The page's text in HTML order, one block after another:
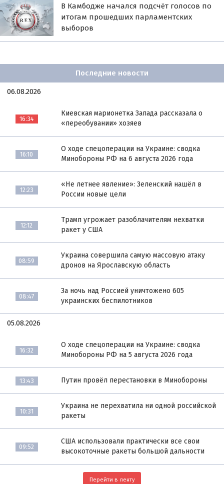
В Камбодже начался подсчёт голосов по
итогам прошедших парламентских
выборов
Последние новости
06.08.2026
16:34
Киевская марионетка Запада рассказала о
«переобувании» хозяев
16:10
О ходе спецоперации на Украине: сводка
Минобороны РФ на 6 августа 2026 года
12:23
«Не летнее явление»: Зеленский нашёл в
России новые цели
12:12
Трамп угрожает разоблачителям нехватки
ракет у США
08:59
Украина совершила самую массовую атаку
дронов на Ярославскую область
08:47
За ночь над Россией уничтожено 605
украинских беспилотников
05.08.2026
16:32
О ходе спецоперации на Украине: сводка
Минобороны РФ на 5 августа 2026 года
13:43 Путин провёл перестановки в Минобороны
10:31
Украина не перехватила ни одной российской
ракеты
09:52
США использовали практически все свои
высокоточные ракеты большой дальности
Перейти в ленту